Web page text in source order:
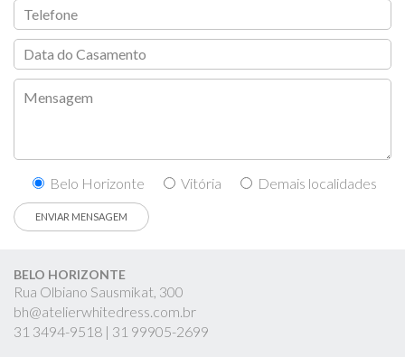
Belo Horizonte Vitória Demais localidades
BELO HORIZONTE
Rua Olbiano Sausmikat, 300
bh@atelierwhitedress.com.br
31 3494-9518 | 31 99905-2699